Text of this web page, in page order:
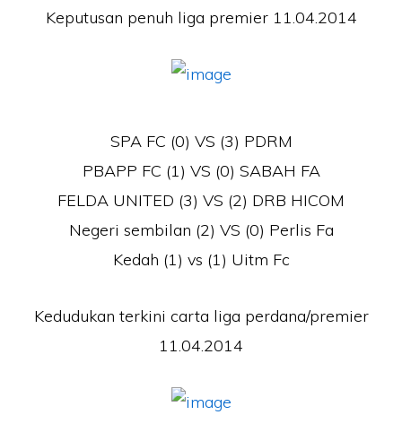
Keputusan penuh liga premier 11.04.2014
SPA FC (0) VS (3) PDRM
PBAPP FC (1) VS (0) SABAH FA
FELDA UNITED (3) VS (2) DRB HICOM
Negeri sembilan (2) VS (0) Perlis Fa
Kedah (1) vs (1) Uitm Fc
Kedudukan terkini carta liga perdana/premier
11.04.2014